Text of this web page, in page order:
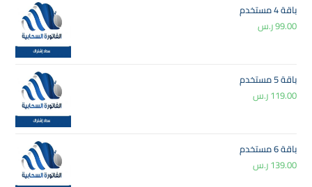
باقة 4 مستخدم
99.00ر.س
باقة 5 مستخدم
119.00ر.س
باقة 6 مستخدم
139.00ر.س